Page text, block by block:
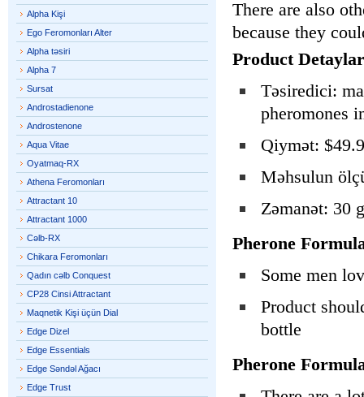
There are also
because they
Product
Təsiredici:
pheromones
Qiymət:
Məhsulun
Zəmanət: 30
Pherone
Some men
Product
bottle
Pherone
Alpha Kişi
Ego Feromonları Alter
Alpha təsiri
Alpha 7
Sursat
Androstadienone
Androstenone
Aqua Vitae
Oyatmaq-RX
Athena Feromonları
Attractant 10
Attractant 1000
Cəlb-RX
Chikara Feromonları
Qadın cəlb Conquest
CP28 Cinsi Attractant
Maqnetik Kişi üçün Dial
Edge Dizel
Edge Essentials
Edge Səndəl Ağacı
Edge Trust